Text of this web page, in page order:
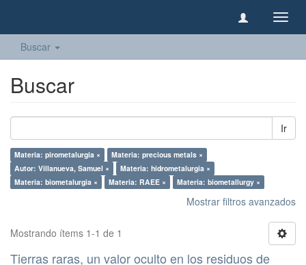
Buscar
Buscar
Ir
Materia: pirometalurgia ×
Materia: precious metals ×
Autor: Villanueva, Samuel ×
Materia: hidrometalurgia ×
Materia: biometalurgia ×
Materia: RAEE × Materia: biometallurgy ×
Mostrar filtros avanzados
Mostrando ítems 1-1 de 1
Tierras raras, un valor oculto en los residuos de